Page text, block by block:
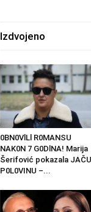
Izdvojeno
0BN0VlLl R0MANSU
NAK0N 7 G0DlNA! Marija
Šerifović pokazala JAČU
P0L0VINU –...